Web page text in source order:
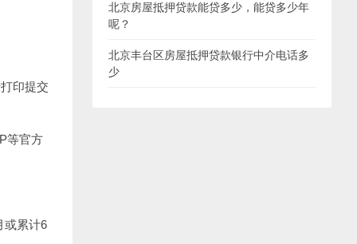
印提交
等官方
或累计6
北京房屋抵押贷款能贷多少，能贷多少年
呢？
北京丰台区房屋抵押贷款银行中介电话多
少